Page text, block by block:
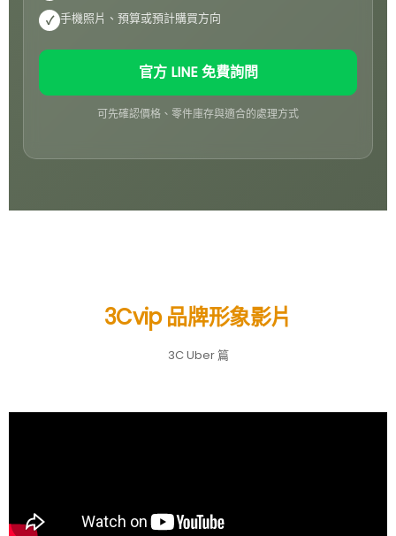
✓ 手機照片、預算或預計購買方向
官方 LINE 免費詢問
可先確認價格、零件庫存與適合的處理方式
3Cvip 品牌形象影片
3C Uber 篇